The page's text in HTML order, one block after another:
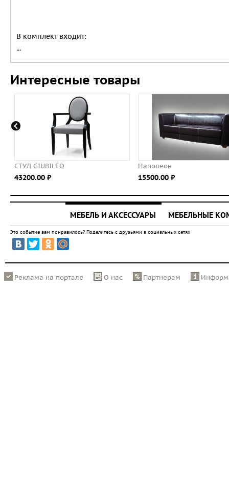
В комплект входит:
...
Интересные товары
СТУЛ GIUBILEO
43200.00 ⃏
Наполеон
15500.00 ⃏
МЕБЕЛЬ И АКСЕССУАРЫ МЕБЕЛЬНЫЕ
Это событие вам понравилось? Поделитесь с друзьями в социальных сетях
Реклама на портале О нас Партнерам